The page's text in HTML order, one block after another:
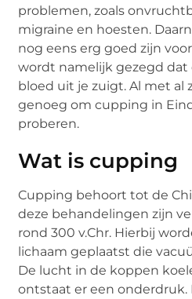
problemen, zoals
migraine en hoesten.
nog eens erg goed zijn
wordt namelijk gezegd
bloed uit je zuigt. Al met al
genoeg om cupping in
proberen.
Wat is cupping
Cupping behoort tot de
deze behandelingen zijn
rond 300 v.Chr. Hierbij
lichaam geplaatst die
De lucht in de koppen
ontstaat er een